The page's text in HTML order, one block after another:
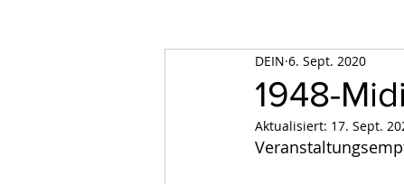
1948-
DEIN 6. Sept. 2020
Aktualisiert: 17. Sept.